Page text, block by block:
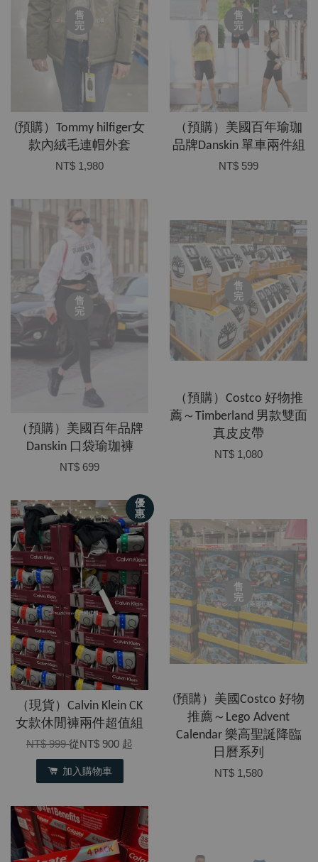
售
完
(預購）Tommy hilfiger女
款內絨毛連帽外套
NT$ 1,980
售
完
（預購）美國百年瑜珈
品牌Danskin 單車兩件組
NT$ 599
售
完
（預購）美國百年品牌
Danskin 口袋瑜珈褲
NT$ 699
售
完
（預購）Costco 好物推
薦～Timberland 男款雙面
真皮皮帶
NT$ 1,080
優
惠
（現貨）Calvin Klein CK
女款休閒褲兩件超值組
NT$ 999從NT$ 900 起
加入購物車
售
完
(預購）美國Costco 好物
推薦～Lego Advent
Calendar 樂高聖誕降臨
日曆系列
NT$ 1,580